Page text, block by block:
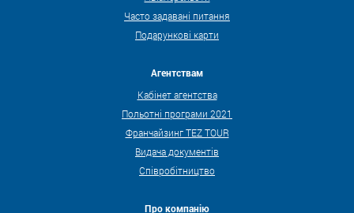
Часто задавані питання
Подарункові карти
Агентствам
Кабінет агентства
Польотні програми 2021
Франчайзинг TEZ TOUR
Видача документів
Співробітництво
Про компанію